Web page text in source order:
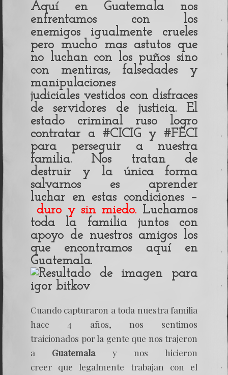
Aquí en Guatemala nos
enfrentamos con los
enemigos igualmente crueles
pero mucho mas astutos que
no luchan con los puños sino
con mentiras, falsedades y
manipulaciones
judiciales vestidos con disfraces
de servidores de justicia. El
estado criminal ruso logro
contratar a #CICIG y #FECI
para perseguir a nuestra
familia. Nos tratan de
destruir y la única forma
salvarnos es aprender
luchar en estas condiciones –
duro y sin miedo. Luchamos
toda la familia juntos con
apoyo de nuestros amigos los
que encontramos aquí en
Guatemala.
Cuando capturaron a toda nuestra familia
hace 4 años, nos sentimos
traicionados por la gente que nos trajeron
a Guatemalay nos hicieron
creer que legalmente trabajan con el